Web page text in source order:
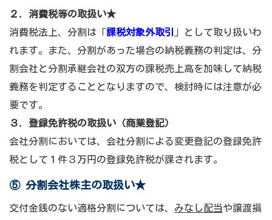
２. 消費税等の取扱い★
消費税法上、分割は「課税対象外取引
」として取り扱いわ
れます。また、分割があった場合の納税義務の判定は、分
割会社と分割承継会社の双方の課税売上高を加味して納税
義務を判定することとなりますので、検討時には注意が必
要です。
３. 登録免許税の取扱い（商業登記）
会社分割においては、会社分割による変更登記の登録免許
税として１件３万円の登録免許税が課されます。
⑤ 分割会社株主の取扱い★
交付金銭のない適格分割については、 みなし配当や譲渡損